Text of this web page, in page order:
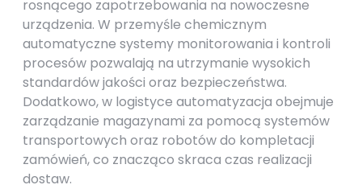
rosnącego zapotrzebowania na nowoczesne
urządzenia. W przemyśle chemicznym
automatyczne systemy monitorowania i kontroli
procesów pozwalają na utrzymanie wysokich
standardów jakości oraz bezpieczeństwa.
Dodatkowo, w logistyce automatyzacja obejmuje
zarządzanie magazynami za pomocą systemów
transportowych oraz robotów do kompletacji
zamówień, co znacząco skraca czas realizacji
dostaw.